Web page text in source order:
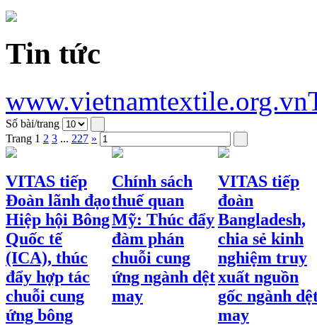
Tin tức
www.vietnamtextile.org.vn
Số bài/trang
Trang 1 2 3 ... 227 »
VITAS tiếp
Đoàn lãnh đạo
Hiệp hội Bông
Quốc tế
(ICA), thúc
đẩy hợp tác
chuỗi cung
ứng bông
Chính sách
thuế quan
Mỹ: Thúc đẩy
đàm phán
chuỗi cung
ứng ngành dệt
may
VITAS tiếp
đoàn
Bangladesh,
chia sẻ kinh
nghiệm truy
xuất nguồn
gốc ngành
may